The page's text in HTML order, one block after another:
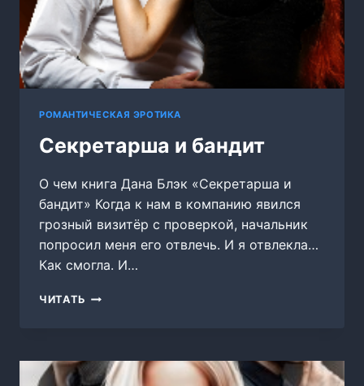
РОМАНТИЧЕСКАЯ ЭРОТИКА
Секретарша и бандит
О чем книга Дана Блэк «Секретарша и
бандит» Когда к нам в компанию явился
грозный визитёр с проверкой, начальник
попросил меня его отвлечь. И я отвлекла…
Как смогла. И…
ЧИТАТЬ СЕКРЕТАРША